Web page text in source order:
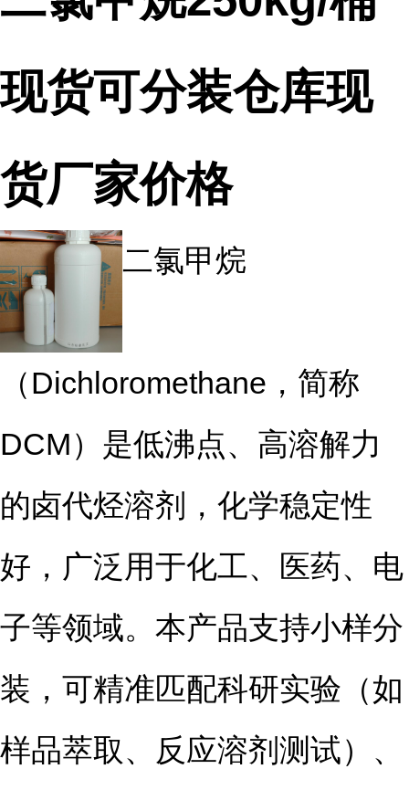
现货可分装仓库现
货厂家价格
二氯甲烷
（Dichloromethane，简称
DCM）是低沸点、高溶解力
的卤代烃溶剂，化学稳定性
好，广泛用于化工、医药、电
子等领域。本产品支持小样分
装，可精准匹配科研实验（如
样品萃取、反应溶剂测试）、